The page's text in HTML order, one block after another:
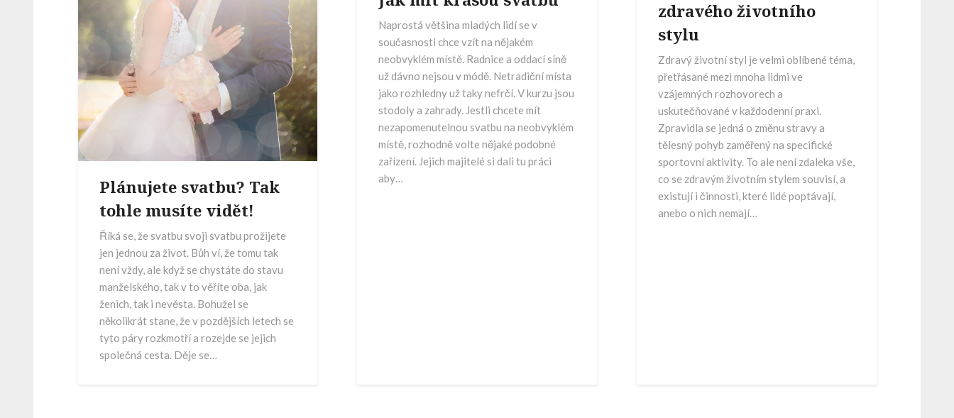
Plánujete svatbu? Tak
tohle musíte vidět!
Říká se, že svatbu svoji svatbu prožijete
jen jednou za život. Bůh ví, že tomu tak
není vždy, ale když se chystáte do stavu
manželského, tak v to věříte oba, jak
ženich, tak i nevěsta. Bohužel se
několikrát stane, že v pozdějších letech se
tyto páry rozkmotří a rozejde se jejich
společná cesta. Děje se…
Naprostá většina mladých lidí se v
současnosti chce vzít na nějakém
neobvyklém místě. Radnice a oddací síně
už dávno nejsou v módě. Netradiční místa
jako rozhledny už taky nefrčí. V kurzu jsou
stodoly a zahrady. Jestli chcete mít
nezapomenutelnou svatbu na neobvyklém
místě, rozhodně volte nějaké podobné
zařízení. Jejich majitelé si dali tu práci
aby…
zdravého životního
stylu
Zdravý životní styl je velmi oblíbené téma,
přetřásané mezi mnoha lidmi ve
vzájemných rozhovorech a
uskutečňované v každodenní praxi.
Zpravidla se jedná o změnu stravy a
tělesný pohyb zaměřený na specifické
sportovní aktivity. To ale není zdaleka vše,
co se zdravým životním stylem souvisí, a
existují i činnosti, které lidé poptávají,
anebo o nich nemají…